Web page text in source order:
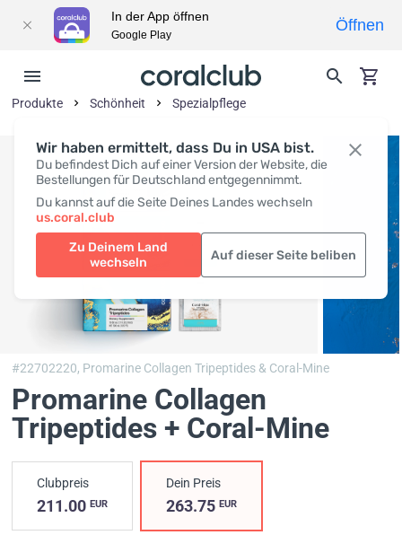
Wir haben ermittelt, dass Du in USA bist.
Du befindest Dich auf einer Version der Website, die
Bestellungen für Deutschland entgegennimmt.
Du kannst auf die Seite Deines Landes wechseln
us.coral.club
Zu Deinem Land
wechseln
Auf dieser Seite beliben
Produkte Schönheit Spezialpflege
#22702220, Promarine Collagen Tripeptides & Coral-Mine
Promarine Collagen
Tripeptides + Coral-Mine
Clubpreis
211.00 EUR
Dein Preis
263.75EUR
In der App öffnen
Google Play
Öffnen